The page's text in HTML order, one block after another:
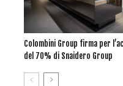
Colombini Group firma per
del 70% di Snaidero Group